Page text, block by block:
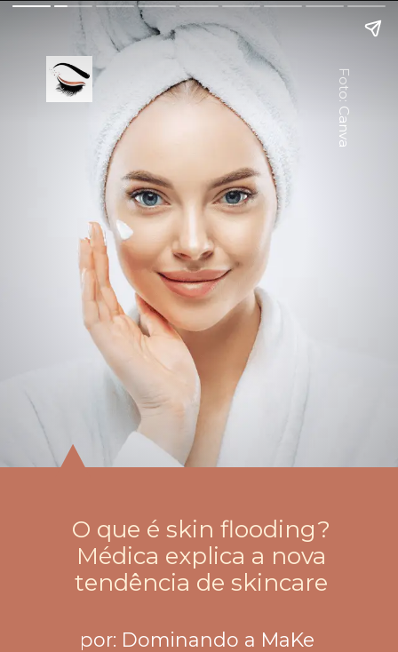
O que é skin flooding?
Médica explica a nova
tendência de skincare
por: Dominando a MaKe
Foto: Canva